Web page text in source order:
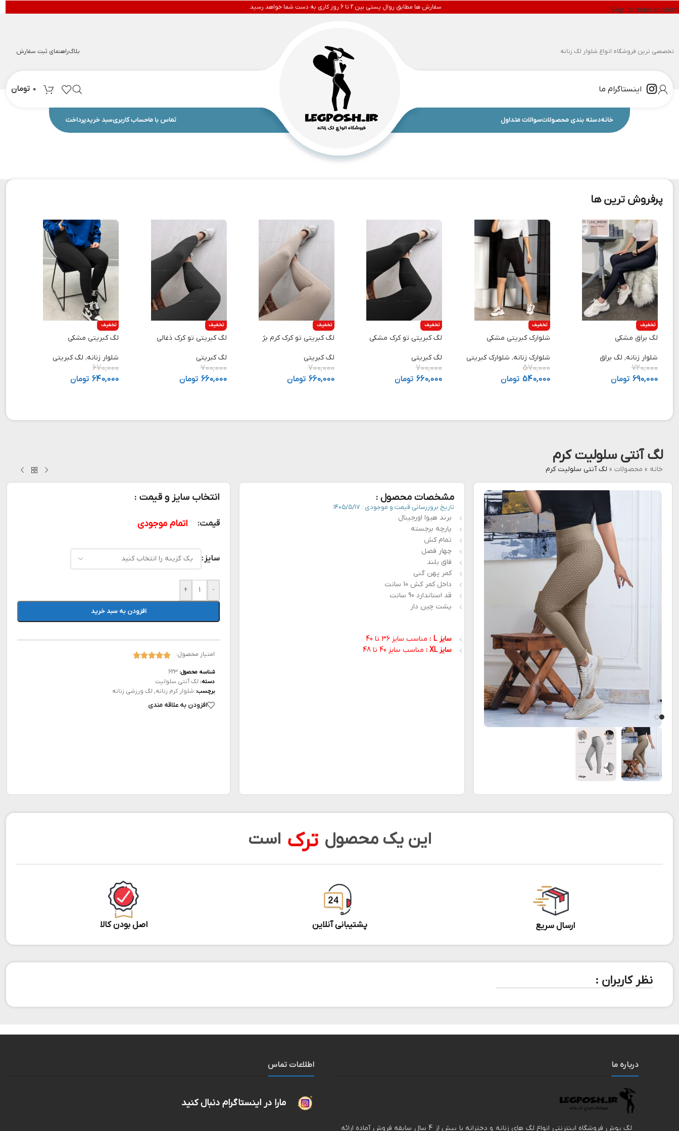
Skip to main content سفارش ها مطابق روال پستی بین 2 تا 6 روز کاری به دست شما خواهد رسید.
تخصصی ترین فروشگاه انواع شلوار لگ زنانه بلاگراهنمای ثبت سفارش
اینستاگرام ما 0 تومان
خانهدسته بندی محصولاتسوالات متداول تماس با ماحساب کاربریسبد خریدپرداخت
پرفروش ترین ها
تخفیف
لگ براق مشکی
شلوار زنانه, لگ براق
720,000
690,000 تومان
تخفیف
شلوارک کبریتی مشکی
شلوارک زنانه, شلوارک کبریتی
570,000
540,000 تومان
تخفیف
لگ کبریتی تو کرک مشکی
لگ کبریتی
700,000
660,000 تومان
تخفیف
لگ کبریتی تو کرک کرم بژ
لگ کبریتی
700,000
660,000 تومان
تخفیف
لگ کبریتی تو کرک ذغالی
لگ کبریتی
700,000
660,000 تومان
تخفیف
لگ کبریتی مشکی
شلوار زنانه, لگ کبریتی
670,000
640,000 تومان
لگ آنتی سلولیت کرم
خانه » محصولات » لگ آنتی سلولیت کرم
مشخصات محصول :
تاریخ بروزرسانی قیمت و موجودی : ۱۴۰۵/۵/۱۷
برند هیوا اورجینال
پارچه برجسته
تمام کش
چهار فصل
فاق بلند
کمر پهن گنی
داخل کمر کش 10 سانت
قد استاندارد 90 سانت
پشت چین دار
سایز L :
مناسب سایز 36 تا 40
سایز XL :
مناسب سایز 40 تا 48
انتخاب سایز و قیمت :
قیمت: اتمام موجودی
سایز
-
+
افزودن به سبد خرید
امتیاز محصول:
شناسه محصول: 623
دسته: لگ آنتی سلولیت
برچسب: شلوار کرم زنانه, لگ ورزشی زنانه
افزودن به علاقه مندی
این یک محصول ترک است
ارسال سریع پشتیبانی آنلاین اصل بودن کالا
نظر کاربران :
درباره ما
لگ پوش فروشگاه اینترنتی انواع لگ های زنانه و دخترانه با بیش از 4 سال سابقه فروش آماده ارائه
اطلاعات تماس
مارا در اینستاگرام دنبال کنید